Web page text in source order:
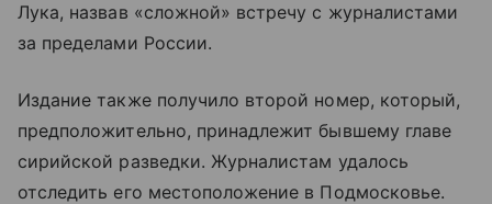
Лука, назвав «сложной» встречу с журналистами
за пределами России.
Издание также получило второй номер, который,
предположительно, принадлежит бывшему главе
сирийской разведки. Журналистам удалось
отследить его местоположение в Подмосковье.